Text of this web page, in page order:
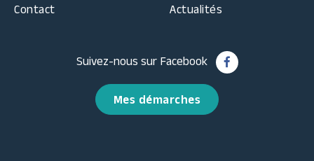
Contact Actualités
Suivez-nous sur Facebook
Mes démarches